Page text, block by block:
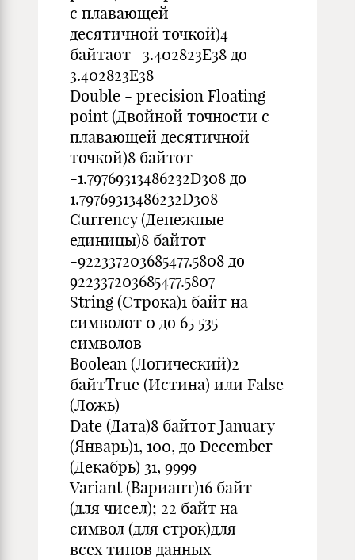
с плавающей
десятичной точкой)4
байтaот -3.402823E38 до
3.402823E38
Double - precision Floating
point (Двойной точности с
плавающей десятичной
точкой)8 байтот
-1.79769313486232D308 до
1.79769313486232D308
Currency (Денежные
единицы)8 байтот
-922337203685477.5808 до
922337203685477.5807
String (Строка)1 байт на
символот 0 до 65 535
символов
Boolean (Логический)2
байтTrue (Истина) или False
(Ложь)
Date (Дата)8 байтот January
(Январь)1, 100, до December
(Декабрь) 31, 9999
Variant (Вариант)16 байт
(для чисел); 22 байт на
символ (для строк)для
всех типов данных